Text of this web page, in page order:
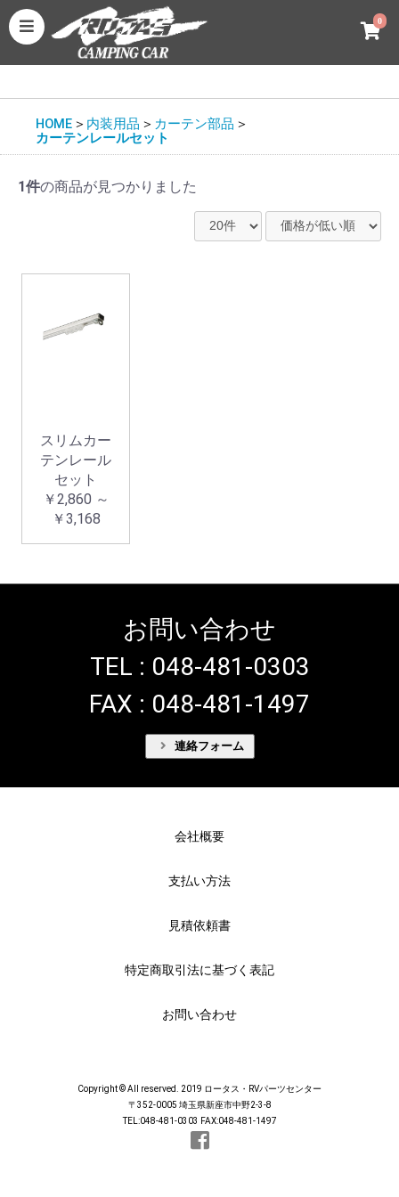
0
HOME ＞ 内装用品 ＞ カーテン部品 ＞
カーテンレールセット
1件の商品が見つかりました
スリムカー
テンレール
セット
￥2,860 ～
￥3,168
お買い物を続ける カートへ進む
お問い合わせ
TEL : 048-481-0303
FAX : 048-481-1497
連絡フォーム
会社概要
支払い方法
見積依頼書
特定商取引法に基づく表記
お問い合わせ
Copyright © All reserved. 2019 ロータス・RVパーツセンター
〒352-0005 埼玉県新座市中野2-3-8
TEL:048-481-0303 FAX:048-481-1497